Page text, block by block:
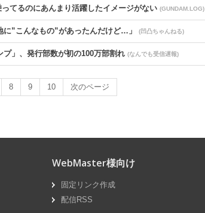
てるのにあんまり活躍したイメージがない (GUNDAM.LOG)
に”こんなもの”があったんだけど…」 (凹凸ちゃんねる)
」、発行部数が初の100万部割れ (なんでも受信遅報)
がほぼ半額で買える価格バグ
戦うアポロニアとシス
よくいるけど「強いおばさん」はいない…
ート交換って期待できる？ (徒歩のポケモンまとめブログ)
8 9 10 次のページ
WebMaster様向け
固定リンク作成
配信RSS